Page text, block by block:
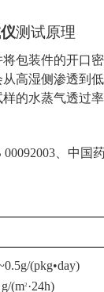
测试原理
包装件的开口
高湿侧渗透到
的水蒸气透过率
00092003、 中国
(pkg•day)
(m2 ·24h)